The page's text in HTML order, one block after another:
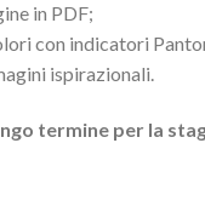
in PDF;
con indicatori
ispirazionali.
termine per la